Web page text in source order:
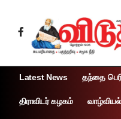
Latest News தந்தை
திராவிடர் கழகம்